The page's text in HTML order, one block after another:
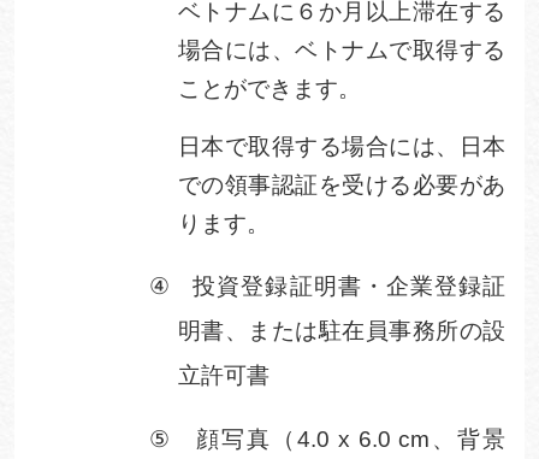
ベトナムに６か月以上滞在する
場合には、ベトナムで取得する
ことができます。
日本で取得する場合には、日本
での領事認証を受ける必要があ
ります。
④
投資登録証明書・企業登録証
明書、または駐在員事務所の設
立許可書
⑤ 顔写真（ 4.0 x 6.0 cm 、背景